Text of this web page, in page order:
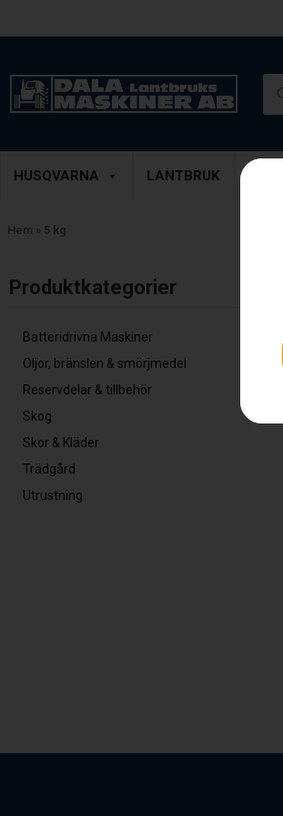
HUSQVARNA LANTBRUK
Hem » 5 kg
Produktkategorier​
Batteridrivna Maskiner
Oljor, bränslen & smörjmedel
Reservdelar & tillbehör
Skog
Skor & Kläder
Trädgård
Utrustning